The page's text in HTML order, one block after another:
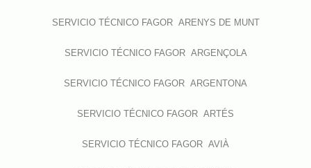
SERVICIO TÉCNICO FAGOR ARENYS DE MUNT
SERVICIO TÉCNICO FAGOR ARGENÇOLA
SERVICIO TÉCNICO FAGOR ARGENTONA
SERVICIO TÉCNICO FAGOR ARTÉS
SERVICIO TÉCNICO FAGOR AVIÀ